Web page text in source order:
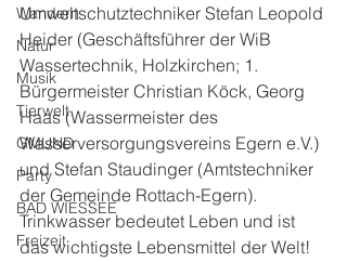
Wandern
Natur
Musik
Tierwelt
GMUND
Party
BAD WIESSEE
Freizeit
Umweltschutztechniker Stefan Leopold
Heider (Geschäftsführer der WiB
Wassertechnik, Holzkirchen; 1.
Bürgermeister Christian Köck, Georg
Haas (Wassermeister des
Wasserversorgungsvereins Egern e.V.)
und Stefan Staudinger (Amtstechniker
der Gemeinde Rottach-Egern).
Trinkwasser bedeutet Leben und ist
das wichtigste Lebensmittel der Welt!